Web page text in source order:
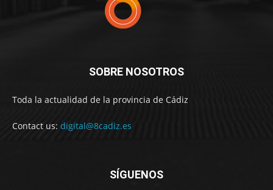
SOBRE NOSOTROS
Toda la actualidad de la provincia de Cádiz
Contact us: digital@8cadiz.es
SÍGUENOS